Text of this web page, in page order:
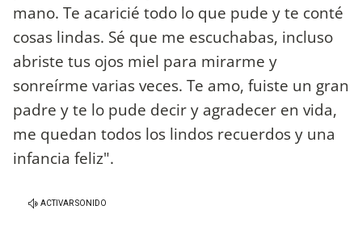
mano. Te acaricié todo lo que pude y te conté
cosas lindas. Sé que me escuchabas, incluso
abriste tus ojos miel para mirarme y
sonreírme varias veces. Te amo, fuiste un gran
padre y te lo pude decir y agradecer en vida,
me quedan todos los lindos recuerdos y una
infancia feliz".